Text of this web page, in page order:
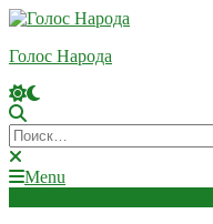
Skip
Content
Голос Народа
Найти:
Menu